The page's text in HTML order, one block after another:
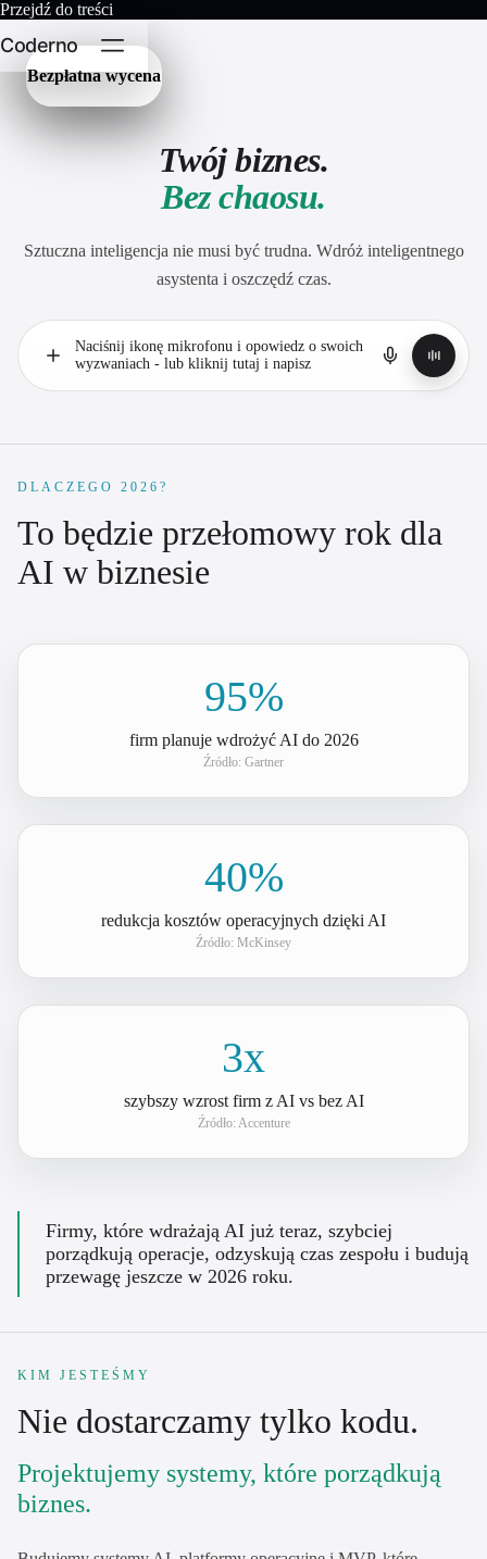
Przejdź do treści
Coderno
Bezpłatna wycena
Twój biznes.
Bez chaosu.
Sztuczna inteligencja nie musi być trudna. Wdróż inteligentnego
asystenta i oszczędź czas.
Naciśnij ikonę mikrofonu i opowiedz o swoich
wyzwaniach - lub kliknij tutaj i napisz
DLACZEGO 2026?
To będzie przełomowy rok dla
AI w biznesie
95%
firm planuje wdrożyć AI do 2026
Źródło: Gartner
40%
redukcja kosztów operacyjnych dzięki AI
Źródło: McKinsey
3x
szybszy wzrost firm z AI vs bez AI
Źródło: Accenture
Firmy, które wdrażają AI już teraz, szybciej
porządkują operacje, odzyskują czas zespołu i budują
przewagę jeszcze w 2026 roku.
KIM JESTEŚMY
Nie dostarczamy tylko kodu.
Projektujemy systemy, które porządkują
biznes.